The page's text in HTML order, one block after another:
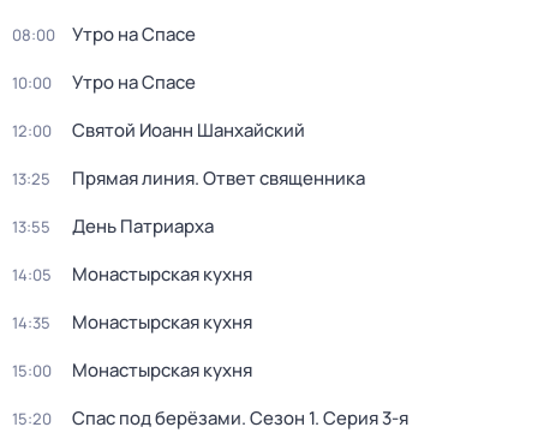
08:00 Утро на Спасе
10:00 Утро на Спасе
12:00 Святой Иоанн Шанхайский
13:25 Прямая линия. Ответ священника
13:55 День Патриарха
14:05 Монастырская кухня
14:35 Монастырская кухня
15:00 Монастырская кухня
15:20 Спас под берёзами. Сезон 1. Серия 3-я